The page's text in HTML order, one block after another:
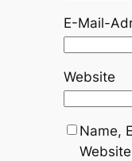
E-Mail-
Website
Name,